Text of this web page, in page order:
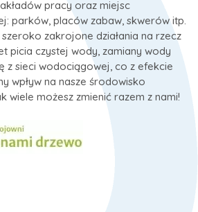
pracy oraz miejsc
parków, placów zabaw, skwerów itp.
zakrojone działania na rzecz
picia czystej wody, zamiany wody
z sieci wodociągowej, co z efekcie
wpływ na nasze środowisko
wiele możesz zmienić razem z nami!